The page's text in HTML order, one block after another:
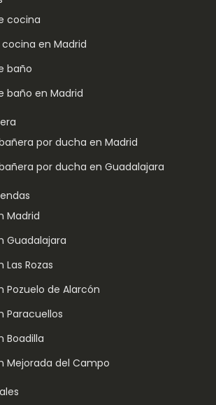
cocina
en Madrid
baño
baño en Madrid
por ducha en Madrid
por ducha en Guadalajara
Madrid
Guadalajara
Las Rozas
Pozuelo de Alarcón
Paracuellos
Boadilla
Mejorada del Campo